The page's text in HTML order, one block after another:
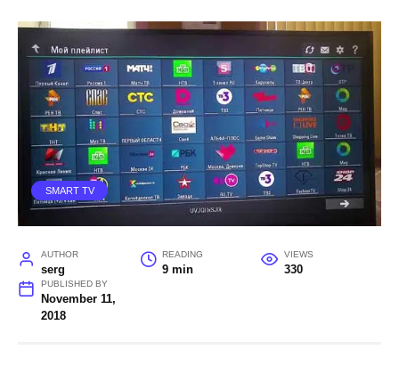
SMART TV
AUTHOR
serg
READING
9 min
VIEWS
330
PUBLISHED BY
November 11,
2018